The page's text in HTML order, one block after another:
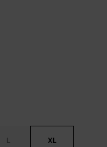
L XL